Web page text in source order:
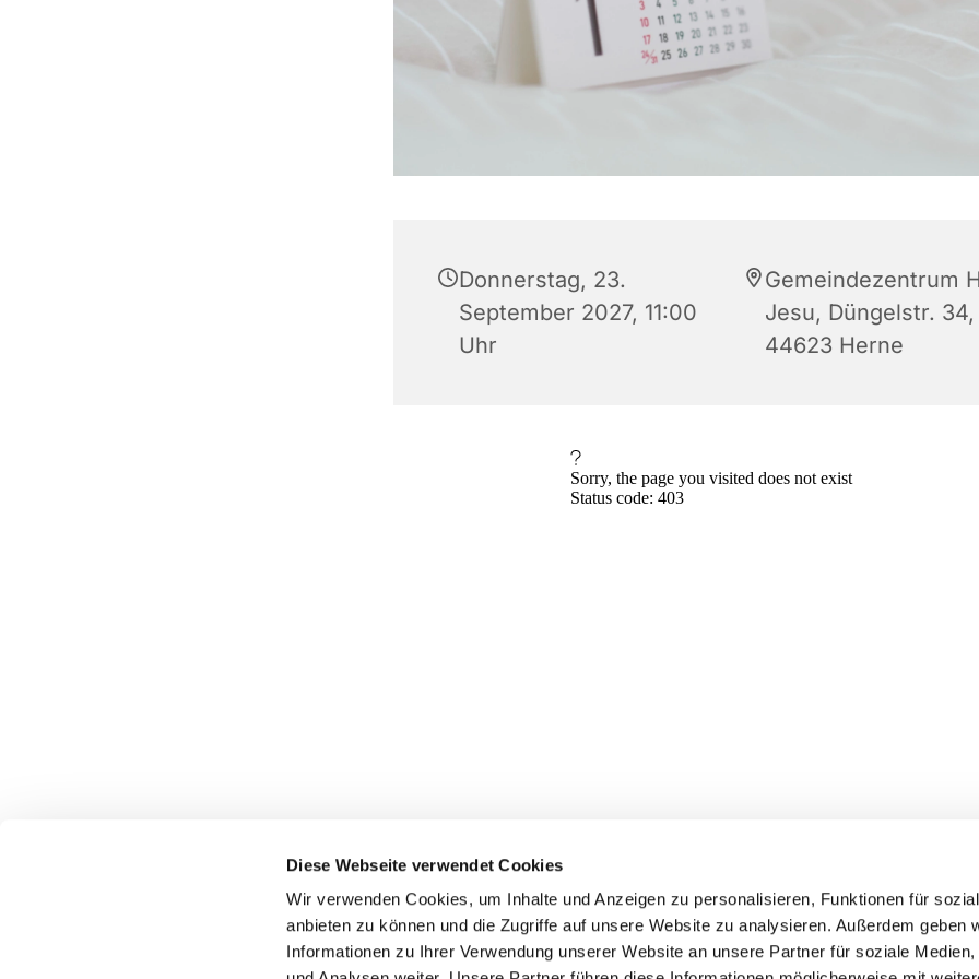
Diese Webseite verwendet Cookies
Wir verwenden Cookies, um Inhalte und Anzeigen zu personalisieren, Funktionen für
anbieten zu können und die Zugriffe auf unsere Website zu analysieren. Außerdem geben
Informationen zu Ihrer Verwendung unserer Website an unsere Partner für soziale Medien,
Donnerstag, 23.
September 2027, 11:00
Uhr
Gemeindezentrum
Jesu, Düngelstr. 34,
44623 Herne
Pfarrei St. Dionysius Herne